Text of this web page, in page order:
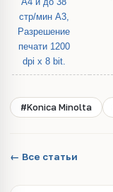
#Konica Minolta
← Все статьи